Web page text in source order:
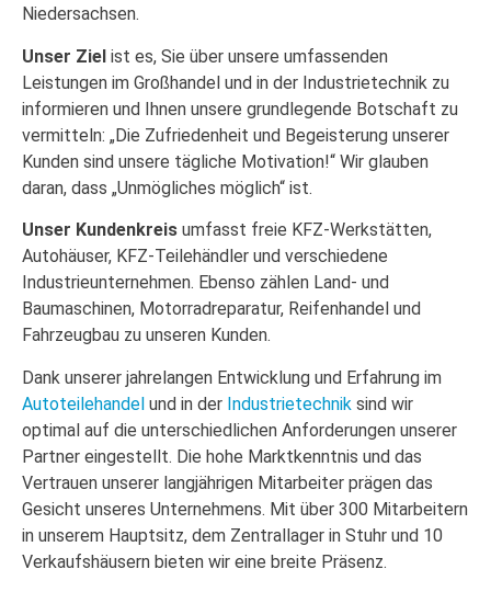
Niedersachsen.
Unser Ziel ist es, Sie über unsere umfassenden
Leistungen im Großhandel und in der Industrietechnik zu
informieren und Ihnen unsere grundlegende Botschaft zu
vermitteln: „Die Zufriedenheit und Begeisterung unserer
Kunden sind unsere tägliche Motivation!“ Wir glauben
daran, dass „Unmögliches möglich“ ist.
Unser Kundenkreis umfasst freie KFZ-Werkstätten,
Autohäuser, KFZ-Teilehändler und verschiedene
Industrieunternehmen. Ebenso zählen Land- und
Baumaschinen, Motorradreparatur, Reifenhandel und
Fahrzeugbau zu unseren Kunden.
Dank unserer jahrelangen Entwicklung und Erfahrung im
Autoteilehandel und in der Industrietechnik sind wir
optimal auf die unterschiedlichen Anforderungen unserer
Partner eingestellt. Die hohe Marktkenntnis und das
Vertrauen unserer langjährigen Mitarbeiter prägen das
Gesicht unseres Unternehmens. Mit über 300 Mitarbeitern
in unserem Hauptsitz, dem Zentrallager in Stuhr und 10
Verkaufshäusern bieten wir eine breite Präsenz.